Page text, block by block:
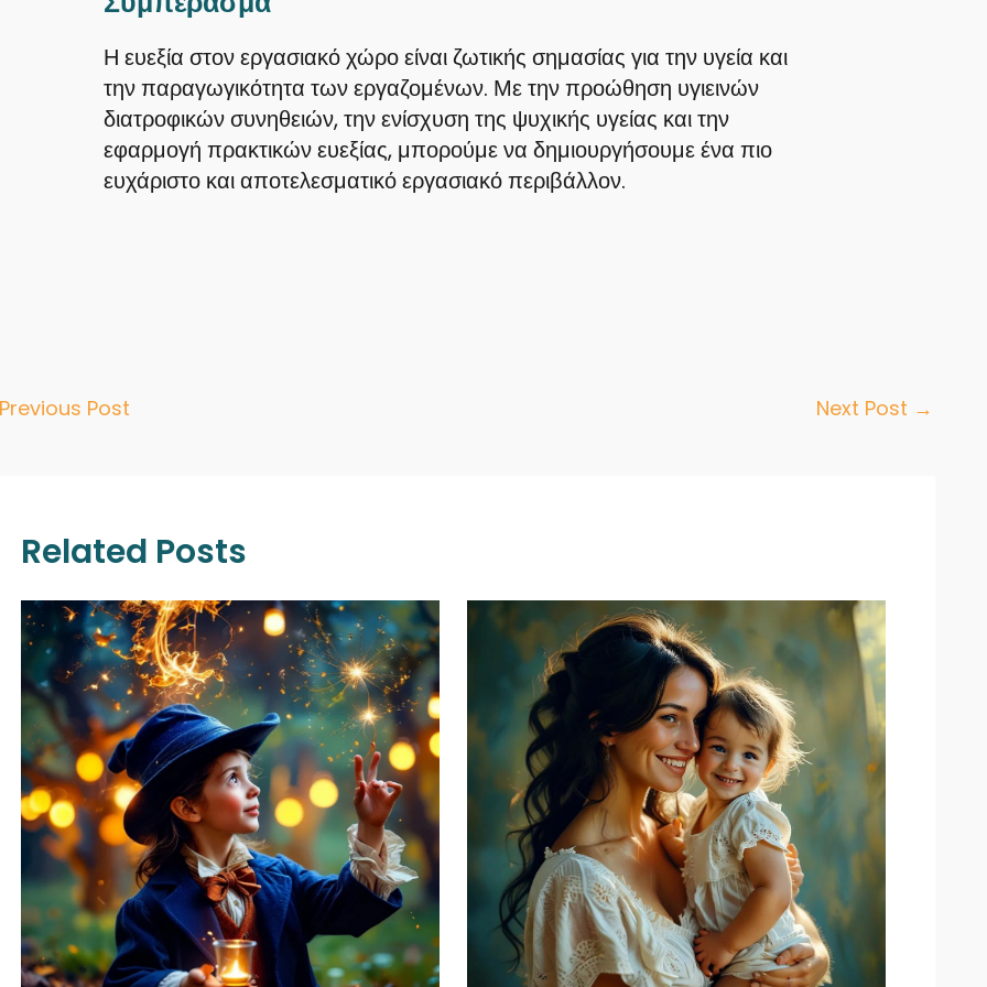
Η ευεξία στον εργασιακό χώρο είναι ζωτικής σημασίας για την υγεία και
την παραγωγικότητα των εργαζομένων. Με την προώθηση υγιεινών
διατροφικών συνηθειών, την ενίσχυση της ψυχικής υγείας και την
εφαρμογή πρακτικών ευεξίας, μπορούμε να δημιουργήσουμε ένα πιο
ευχάριστο και αποτελεσματικό εργασιακό περιβάλλον.
Previous Post Next Post →
Related Posts